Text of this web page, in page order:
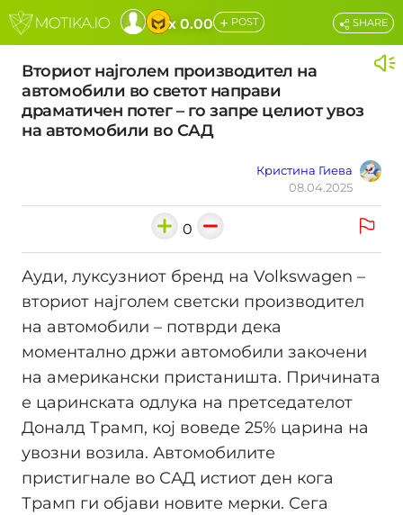
x 0.00 + POST
Вториот најголем производител на
автомобили во светот направи
драматичен потег – го запре целиот увоз
на автомобили во САД
Кристина Гиева
08.04.2025
SHARE
0
Ауди, луксузниот бренд на Volkswagen –
вториот најголем светски производител
на автомобили – потврди дека
моментално држи автомобили закочени
на американски пристаништа. Причината
е царинската одлука на претседателот
Доналд Трамп, кој воведе 25% царина на
увозни возила. Автомобилите
пристигнале во САД истиот ден кога
Трамп ги објави новите мерки. Сега